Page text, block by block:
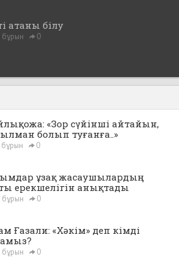
атаны білу
бұрын 0
«Зор сүйінші айтайын,
болып туғанға..»
бұрын 0
ұзақ жасаушылардың
ерекшелігін анықтады
бұрын 0
Ғазали: «Хәкім» деп кімді
бұрын 0